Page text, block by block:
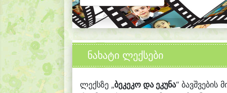
ნახატი ლექსები
ლექსზე „ბეკეკო და ეკუნა“ ბავშვების